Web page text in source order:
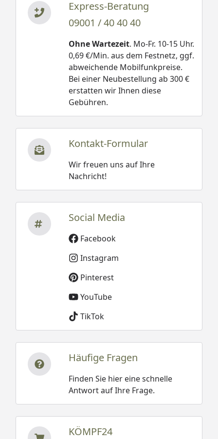
Express-Beratung
09001 / 40 40 40
Ohne Wartezeit. Mo-Fr. 10-15 Uhr.
0,69 €/Min. aus dem Festnetz, ggf.
abweichende Mobilfunkpreise.
Bei einer Neubestellung ab 300 €
erstatten wir Ihnen diese
Gebühren.
Kontakt-Formular
Wir freuen uns auf Ihre
Nachricht!
Social Media
Facebook
Instagram
Pinterest
YouTube
TikTok
Häufige Fragen
Finden Sie hier eine schnelle
Antwort auf Ihre Frage.
KÖMPF24